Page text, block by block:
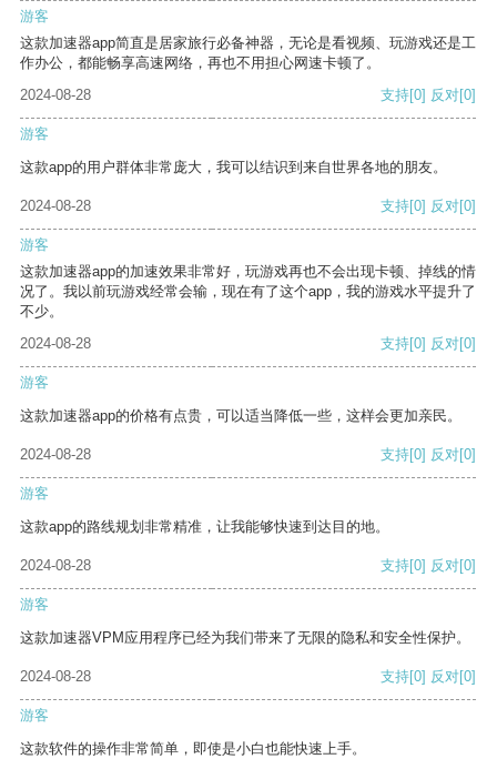
游客
这款加速器app简直是居家旅行必备神器，无论是看视频、玩游戏还是工
作办公，都能畅享高速网络，再也不用担心网速卡顿了。
2024-08-28
支持[0] 反对[0]
游客
这款app的用户群体非常庞大，我可以结识到来自世界各地的朋友。
2024-08-28 支持[0] 反对[0]
游客
这款加速器app的加速效果非常好，玩游戏再也不会出现卡顿、掉线的情
况了。我以前玩游戏经常会输，现在有了这个app，我的游戏水平提升了
不少。
2024-08-28
支持[0] 反对[0]
游客
这款加速器app的价格有点贵，可以适当降低一些，这样会更加亲民。
2024-08-28 支持[0] 反对[0]
游客
这款app的路线规划非常精准，让我能够快速到达目的地。
2024-08-28 支持[0] 反对[0]
游客
这款加速器VPM应用程序已经为我们带来了无限的隐私和安全性保护。
2024-08-28 支持[0] 反对[0]
游客
这款软件的操作非常简单，即使是小白也能快速上手。